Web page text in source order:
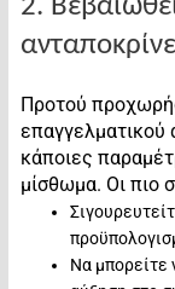
2.
Προτού
επαγγελματικού
κάποιες
μίσθωμα. Οι πιο
Να μπορείτε